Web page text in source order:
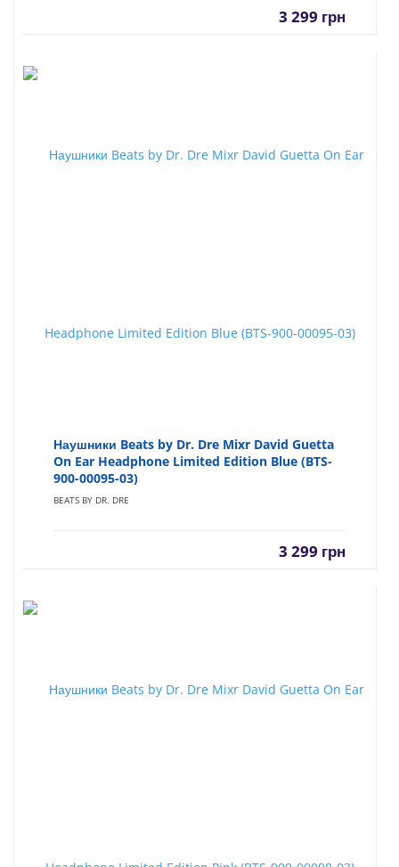
3 299 грн
Наушники Beats by Dr. Dre Mixr David Guetta
On Ear Headphone Limited Edition Blue (BTS-
900-00095-03)
BEATS BY DR. DRE
3 299 грн